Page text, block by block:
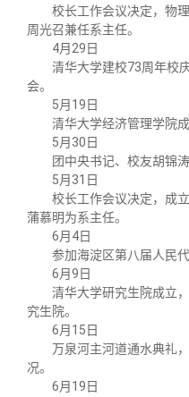
校长工作会议决定，物
周光召兼任系主任。
4月29日
清华大学建校73周年校
会。
5月19日
清华大学经济管理学院
5月30日
团中央书记、校友胡锦
5月31日
校长工作会议决定，成
蒲慕明为系主任。
6月4日
参加海淀区第八届人民代
6月9日
清华大学研究生院成立
究生院。
6月15日
万泉河主河道通水典礼
况。
6月19日